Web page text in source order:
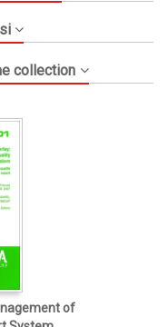
collection
of